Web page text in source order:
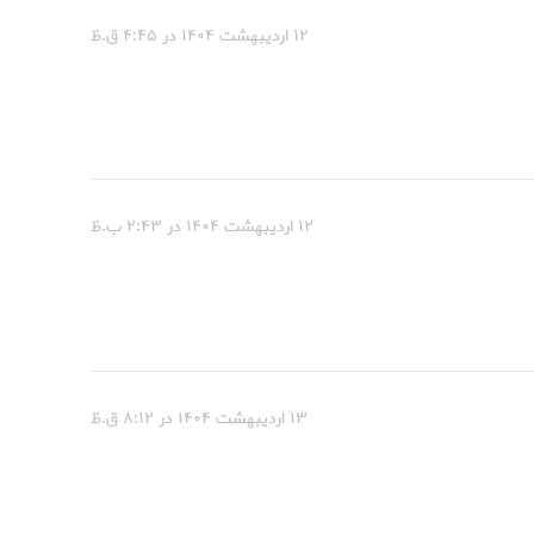
۱۲ اردیبهشت ۱۴۰۴ در ۴:۴۵ ق.ظ
۱۲ اردیبهشت ۱۴۰۴ در ۲:۴۳ ب.ظ
۱۳ اردیبهشت ۱۴۰۴ در ۸:۱۲ ق.ظ